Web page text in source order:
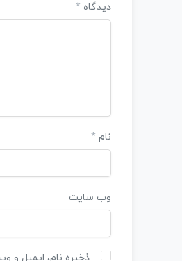
دیدگاه *
نام *
وب‌ سایت
ذخیره نام، ایمیل و